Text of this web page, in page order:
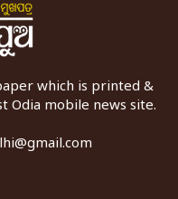
which is printed &
Odia mobile news site.